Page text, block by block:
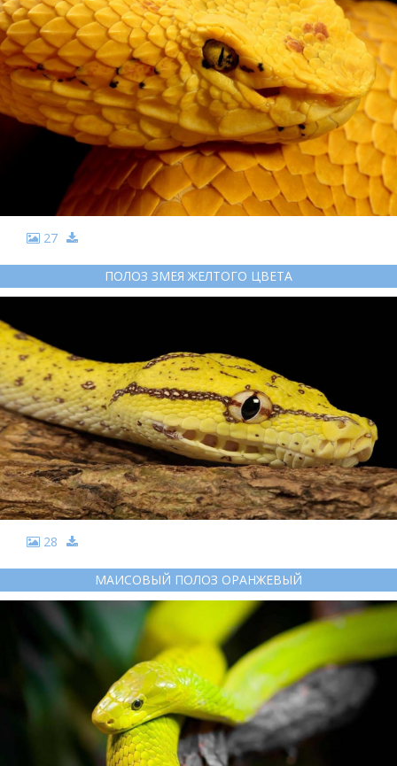
27
ПОЛОЗ ЗМЕЯ ЖЕЛТОГО ЦВЕТА
28
МАИСОВЫЙ ПОЛОЗ ОРАНЖЕВЫЙ